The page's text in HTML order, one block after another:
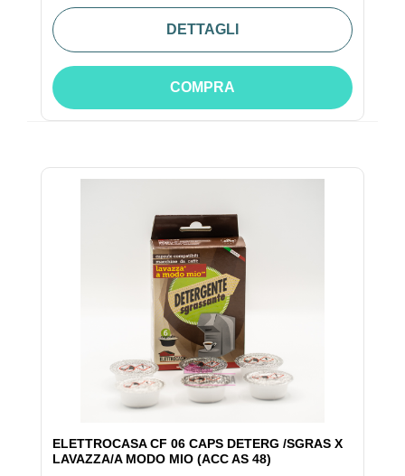
DETTAGLI
COMPRA
ELETTROCASA CF 06 CAPS DETERG /SGRAS X
LAVAZZA/A MODO MIO (ACC AS 48)